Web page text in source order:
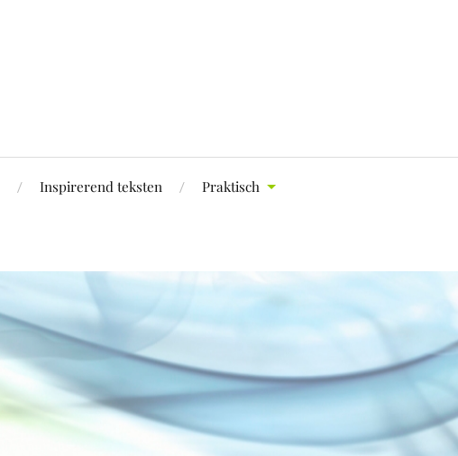
Inspirerend teksten Praktisch